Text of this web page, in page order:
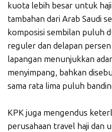
kuota lebih besar untuk
tambahan dari Arab Saudi
komposisi sembilan puluh
reguler dan delapan
lapangan menunjukkan
menyimpang, bahkan
sama rata lima puluh
KPK juga mengendus
perusahaan travel haji dan